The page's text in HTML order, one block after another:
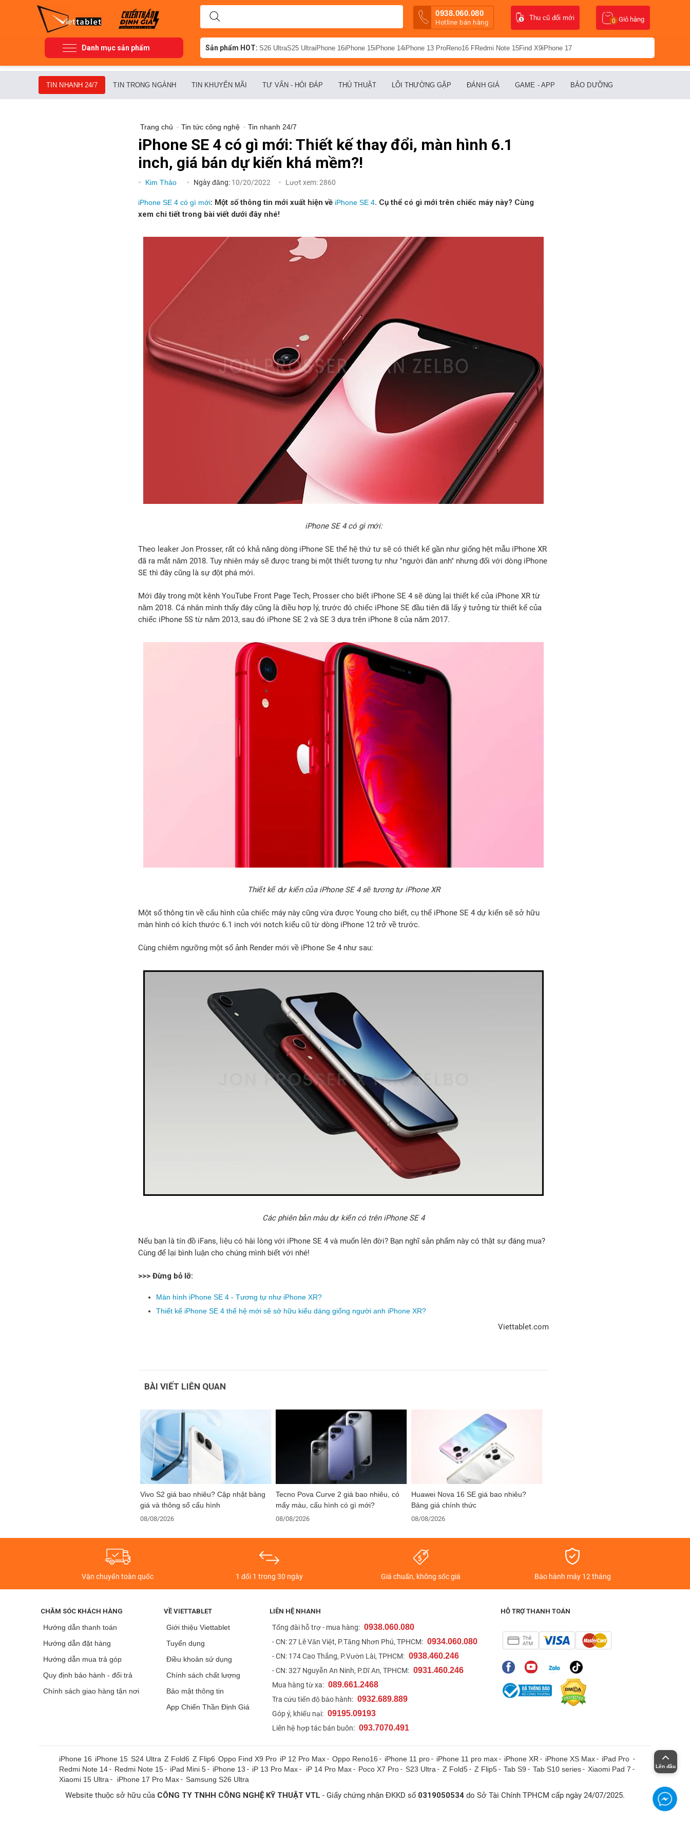
0938.060.080
Hotline bán hàng Giỏ hàng
0
Thu cũ đổi mới
Danh mục sản phẩm Sản phẩm HOT: S26 UltraS25 UltraiPhone 16iPhone 15iPhone 14iPhone 13 ProReno16 FRedmi Note 15Find X9iPhone 17
TIN NHANH 24/7 TIN TRONG NGÀNH TIN KHUYẾN MÃI TƯ VẤN - HỎI ĐÁP THỦ THUẬT LỖI THƯỜNG GẶP ĐÁNH GIÁ GAME - APP BẢO DƯỠNG
Trang chủ - Tin tức công nghệ - Tin nhanh 24/7
iPhone SE 4 có gì mới: Thiết kế thay đổi, màn hình 6.1
inch, giá bán dự kiến khá mềm?!
Kim Thảo Ngày đăng: 10/20/2022 Lượt xem:2860
iPhone SE 4 có gì mới: Một số thông tin mới xuất hiện về iPhone SE 4. Cụ thể có gì mới trên chiếc máy này? Cùng
xem chi tiết trong bài viết dưới đây nhé!
iPhone SE 4 có gì mới:
Theo leaker Jon Prosser, rất có khả năng dòng iPhone SE thế hệ thứ tư sẽ có thiết kế gần như giống hệt mẫu iPhone XR
đã ra mắt năm 2018. Tuy nhiên máy sẽ được trang bị một thiết tương tự như "người đàn anh" nhưng đối với dòng iPhone
SE thì đây cũng là sự đột phá mới.
Mới đây trong một kênh YouTube Front Page Tech, Prosser cho biết ‌iPhone SE‌ 4 sẽ dùng lại thiết kế của ‌iPhone‌ XR từ
năm 2018. Cá nhân mình thấy đây cũng là điều hợp lý, trước đó chiếc iPhone SE đầu tiên đã lấy ý tưởng từ thiết kế của
chiếc ‌iPhone‌ 5S từ năm 2013, sau đó iPhone SE‌ 2 và SE 3 dựa trên ‌iPhone‌ 8 của năm 2017.
Thiết kế dự kiến của iPhone SE 4 sẽ tương tự iPhone XR
Một số thông tin về cấu hình của chiếc máy này cũng vừa được Young cho biết, cụ thể iPhone SE 4 dự kiến sẽ sở hữu
màn hình có kích thước 6.1 inch với notch kiểu cũ từ dòng iPhone 12 trở về trước.
Cùng chiêm ngưỡng một số ảnh Render mới về iPhone Se 4 như sau:
Các phiên bản màu dự kiến có trên iPhone SE 4
Nếu bạn là tín đồ iFans, liệu có hài lòng với iPhone SE 4 và muốn lên đời? Bạn nghĩ sản phẩm này có thật sự đáng mua?
Cùng để lại bình luận cho chúng mình biết với nhé!
>>> Đừng bỏ lỡ:
Màn hình iPhone SE 4 - Tương tự như iPhone XR?
Thiết kế iPhone SE 4 thế hệ mới sẽ sở hữu kiểu dáng giống người anh iPhone XR?
Viettablet.com
BÀI VIẾT LIÊN QUAN
Vivo S2 giá bao nhiêu? Cập nhật bảng
giá và thông số cấu hình
08/08/2026
Tecno Pova Curve 2 giá bao nhiêu, có
mấy màu, cấu hình có gì mới?
08/08/2026
Huawei Nova 16 SE giá bao nhiêu?
Bảng giá chính thức
08/08/2026
Vận chuyển toàn quốc 1 đổi 1 trong 30 ngày Giá chuẩn, không sốc giá Bảo hành máy 12 tháng
CHĂM SÓC KHÁCH HÀNG
Hướng dẫn thanh toán
Hướng dẫn đặt hàng
Hướng dẫn mua trả góp
Quy định bảo hành - đổi trả
Chính sách giao hàng tận nơi
VỀ VIETTABLET
Giới thiệu Viettablet
Tuyển dụng
Điều khoản sử dụng
Chính sách chất lượng
Bảo mật thông tin
App Chiến Thần Định Giá
LIÊN HỆ NHANH
Tổng đài hỗ trợ - mua hàng: 0938.060.080
- CN: 27 Lê Văn Việt, P.Tăng Nhơn Phú, TPHCM: 0934.060.080
- CN: 174 Cao Thắng, P.Vườn Lài, TPHCM: 0938.460.246
- CN: 327 Nguyễn An Ninh, P.Dĩ An, TPHCM: 0931.460.246
Mua hàng từ xa: 089.661.2468
Tra cứu tiến độ bảo hành: 0932.689.889
Góp ý, khiếu nại: 09195.09193
Liên hệ hợp tác bán buôn: 093.7070.491
HỖ TRỢ THANH TOÁN
iPhone 16 iPhone 15 S24 Ultra Z Fold6 Z Flip6 Oppo Find X9 Pro iP 12 Pro Max- Oppo Reno16 - iPhone 11 pro- iPhone 11 pro max- iPhone XR - iPhone XS Max- iPad Pro -
Redmi Note 14- Redmi Note 15- iPad Mini 5- iPhone 13 - iP 13 Pro Max- iP 14 Pro Max- Poco X7 Pro- S23 Ultra - Z Fold5- Z Flip5- Tab S9 - Tab S10 series- Xiaomi Pad 7 -
Xiaomi 15 Ultra - iPhone 17 Pro Max- Samsung S26 Ultra
Website thuộc sở hữu của CÔNG TY TNHH CÔNG NGHỆ KỸ THUẬT VTL - Giấy chứng nhận ĐKKD số 0319050534 do Sở Tài Chính TPHCM cấp ngày 24/07/2025.
Lên đầu